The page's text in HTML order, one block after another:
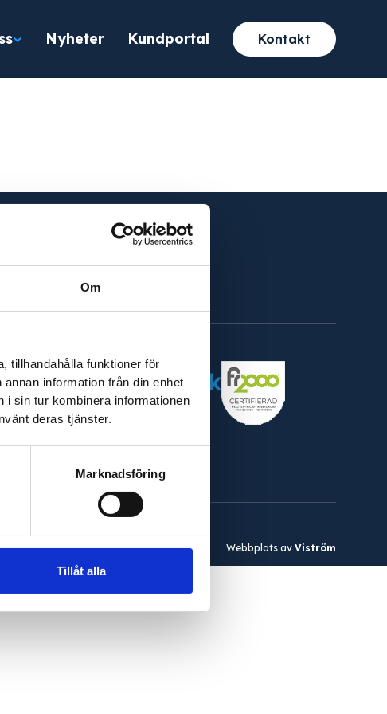
Om
tillhandahålla funktioner för
information från din enhet
i sin tur kombinera informationen
deras tjänster.
Marknadsföring
Tillåt alla
Nyheter Kundportal Kontakt
Webbplats av Viström